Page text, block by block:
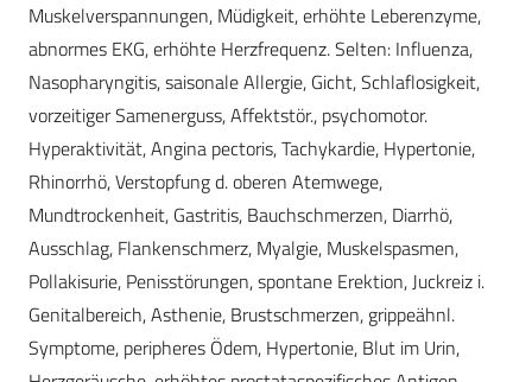
Muskelverspannungen, Müdigkeit, erhöhte Leberenzyme,
abnormes EKG, erhöhte Herzfrequenz. Selten: Influenza,
Nasopharyngitis, saisonale Allergie, Gicht, Schlaflosigkeit,
vorzeitiger Samenerguss, Affektstör., psychomotor.
Hyperaktivität, Angina pectoris, Tachykardie, Hypertonie,
Rhinorrhö, Verstopfung d. oberen Atemwege,
Mundtrockenheit, Gastritis, Bauchschmerzen, Diarrhö,
Ausschlag, Flankenschmerz, Myalgie, Muskelspasmen,
Pollakisurie, Penisstörungen, spontane Erektion, Juckreiz i.
Genitalbereich, Asthenie, Brustschmerzen, grippeähnl.
Symptome, peripheres Ödem, Hypertonie, Blut im Urin,